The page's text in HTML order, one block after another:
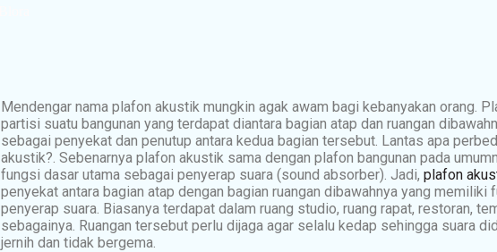
Mendengar nama plafon akustik mungkin agak awam bagi kebanyakan orang.
partisi suatu bangunan yang terdapat diantara bagian atap dan ruangan
sebagai penyekat dan penutup antara kedua bagian tersebut. Lantas apa
akustik?. Sebenarnya plafon akustik sama dengan plafon bangunan pada
fungsi dasar utama sebagai penyerap suara (sound absorber). Jadi, plafon
penyekat antara bagian atap dengan bagian ruangan dibawahnya yang memiliki
penyerap suara. Biasanya terdapat dalam ruang studio, ruang rapat, restoran,
sebagainya. Ruangan tersebut perlu dijaga agar selalu kedap sehingga suara
jernih dan tidak bergema.